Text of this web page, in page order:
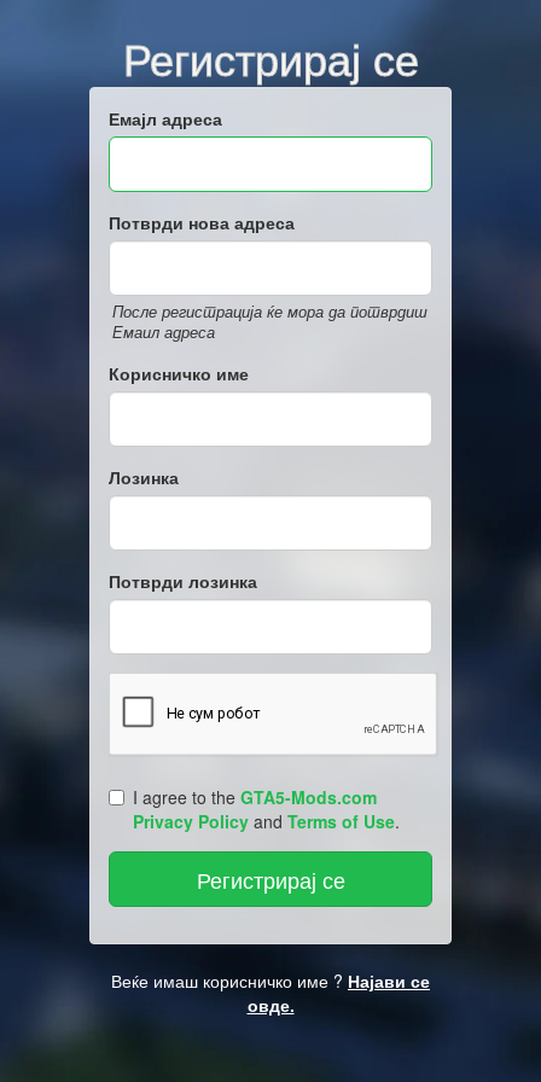
Регистрирај се
Емајл адреса
Потврди нова адреса
После регистрација ќе мора да потврдиш
Емаил адреса
Корисничко име
Лозинка
Потврди лозинка
I agree to the GTA5-Mods.com
Privacy Policy and Terms of Use.
Веќе имаш корисничко име ? Најави се
овде.